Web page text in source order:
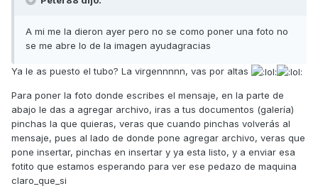
A mi me la dieron ayer pero no se como poner una foto no
se me abre lo de la imagen ayudagracias
Ya le as puesto el tubo? La virgennnnn, vas por altas
Para poner la foto donde escribes el mensaje, en la parte de
abajo le das a agregar archivo, iras a tus documentos (galería)
pinchas la que quieras, veras que cuando pinchas volverás al
mensaje, pues al lado de donde pone agregar archivo, veras que
pone insertar, pinchas en insertar y ya esta listo, y a enviar esa
fotito que estamos esperando para ver ese pedazo de maquina
claro_que_si